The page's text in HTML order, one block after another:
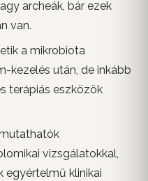
archeák, bár ezek
van.
a mikrobiota
kezelés után, de inkább
terápiás eszközök
vizsgálatokkal,
egyértelmű klinikai